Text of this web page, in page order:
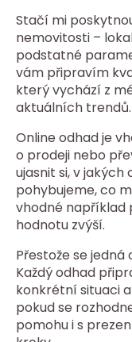
Stačí mi
nemovitosti –
podstatné
vám připravím
který vychází z
aktuálních trendů.
Online odhad je
o prodeji nebo
ujasnit si, v
pohybujeme, co
vhodné například
hodnotu zvýší.
Přestože se jedná
Každý odhad
konkrétní situaci
pokud se
pomohu i s